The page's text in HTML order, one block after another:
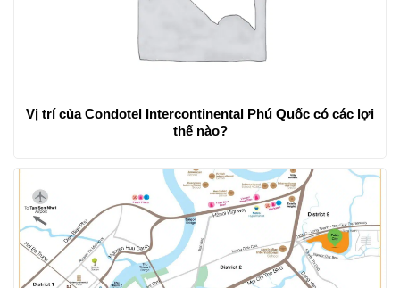
Vị trí của Condotel Intercontinental Phú Quốc có các lợi
thế nào?